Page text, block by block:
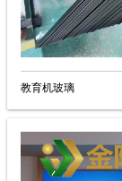
教育机玻璃